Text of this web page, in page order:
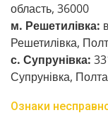
область, 36000
м. Решетилівка:
Решетилівка,
с. Супрунівка:
Супрунівка,
Ознаки